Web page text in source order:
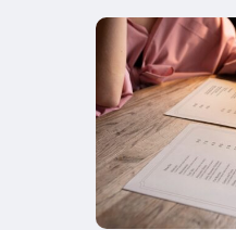
que
marketing
é
importante
para
restaurante?
Dicas
práticas
para
aplicar